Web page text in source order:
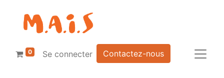
0 Se connecter Contactez-nous